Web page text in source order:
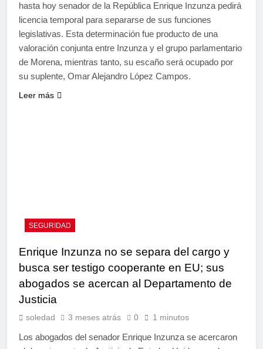
hasta hoy senador de la República Enrique Inzunza pedirá
licencia temporal para separarse de sus funciones
legislativas. Esta determinación fue producto de una
valoración conjunta entre Inzunza y el grupo parlamentario
de Morena, mientras tanto, su escaño será ocupado por
su suplente, Omar Alejandro López Campos.
Leer más
SEGURIDAD
Enrique Inzunza no se separa del cargo y
busca ser testigo cooperante en EU; sus
abogados se acercan al Departamento de
Justicia
soledad 3 meses atrás 0 1 minutos
Los abogados del senador Enrique Inzunza se acercaron